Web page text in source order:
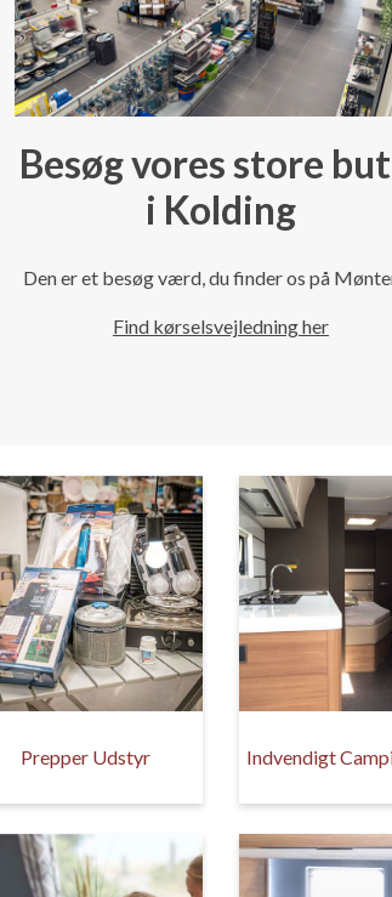
Besøg vores store
i Kolding
Den er et besøg værd, du finder os på
Find kørselsvejledning her
Prepper Udstyr Indvendigt